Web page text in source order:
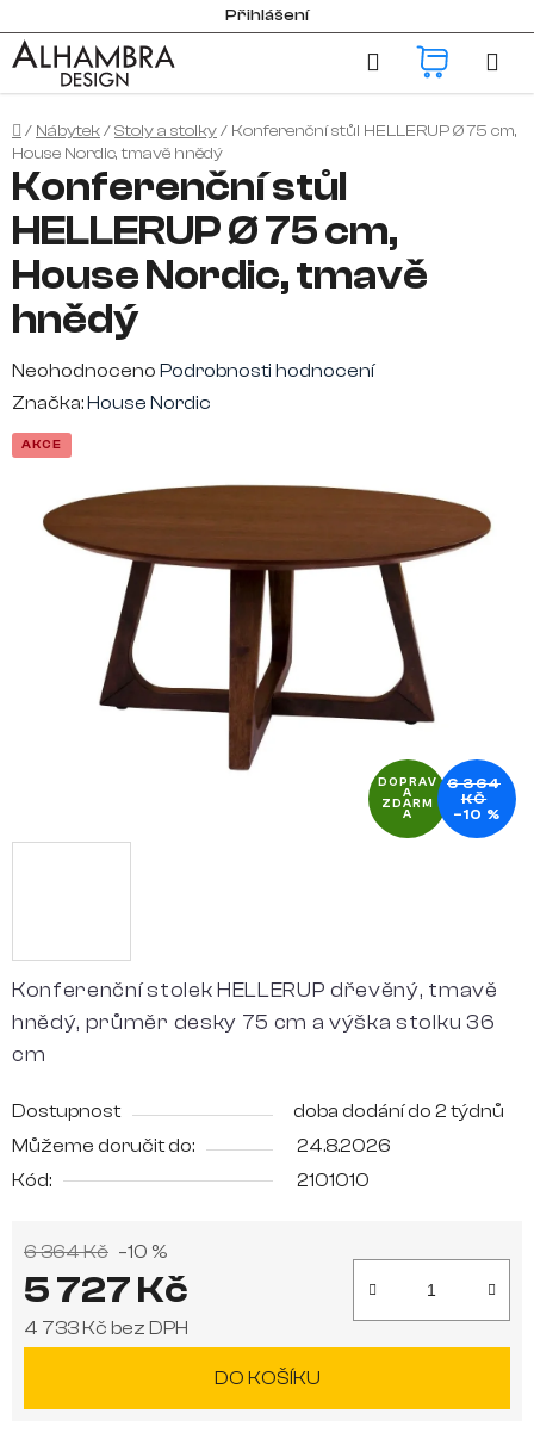
na
obsah
Přihlášení
Hledat
Domů
/ Nábytek/Stoly a stolky/ Konferenční stůl HELLERUP Ø 75 cm,
House Nordic, tmavě hnědý
Konferenční stolek HELLERUP dřevěný, tmavě
hnědý, průměr desky 75 cm a výška stolku 36
cm
Dostupnost
doba dodání do 2 týdnů
Můžeme doručit do:
24.8.2026
Kód:
2101010
6 364 Kč –10 %
5 727 Kč
4 733 Kč bez DPH
DO KOŠÍKU
Konferenční stůl
HELLERUP Ø 75 cm,
House Nordic, tmavě
hnědý
Průměrné
hodnocení
produktu
Neohodnoceno Podrobnosti hodnocení
Značka:House Nordic
AKCE
DOPRAV
A
ZDARM
A
6 364
KČ
–10 %